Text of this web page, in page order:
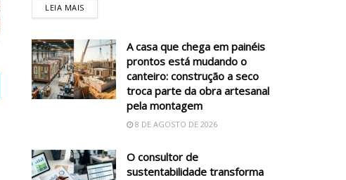
LEIA MAIS
A casa que chega em painéis
prontos está mudando o
canteiro: construção a seco
troca parte da obra artesanal
pela montagem
8 DE AGOSTO DE 2026
O consultor de
sustentabilidade transforma